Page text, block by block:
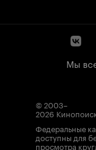
Мы
© 2003–
2026
Федеральные
доступны для
просмотра